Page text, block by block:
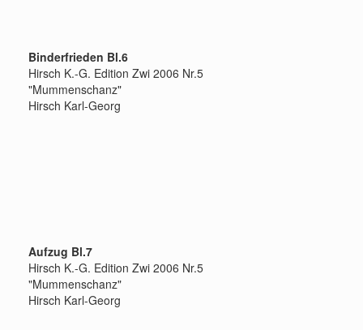
Binderfrieden Bl.6
Hirsch K.-G. Edition Zwi 2006 Nr.5
"Mummenschanz"
Hirsch Karl-Georg
Aufzug Bl.7
Hirsch K.-G. Edition Zwi 2006 Nr.5
"Mummenschanz"
Hirsch Karl-Georg